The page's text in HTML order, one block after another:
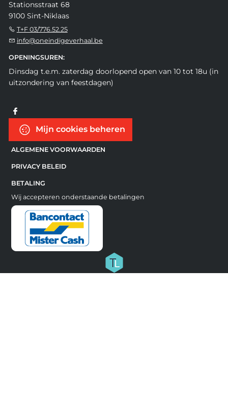
Stationsstraat 68
9100 Sint-Niklaas
T+F 03/776.52.25
info@oneindigeverhaal.be
OPENINGSUREN:
Dinsdag t.e.m. zaterdag doorlopend open van 10 tot 18u (in
uitzondering van feestdagen)
Mijn cookies beheren
ALGEMENE VOORWAARDEN
PRIVACY BELEID
BETALING
Wij accepteren onderstaande betalingen